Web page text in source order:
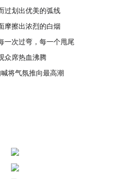
过划出优美的弧线
摩擦出浓烈的白烟
一次过弯，每一个甩尾
众席热血沸腾
将气氛推向最高潮